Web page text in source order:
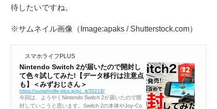
待したいですね。
※サムネイル画像（Image:apaks / Shutterstock.com）
スマホライフPLUS
Nintendo Switch 2が届いたので開封し
て色々試してみた!【データ移行は注意点
も】＜みずおじさん＞
https://sumaholife-plus.jp/pc_it/30219/
今回は、ようやくNintendo Switch 2が届いたので開
封していこうと思います。Switch 2の本体やJoy-Co